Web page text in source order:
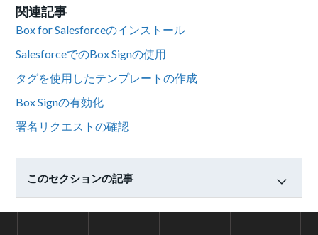
関連記事
Box for Salesforceのインストール
SalesforceでのBox Signの使用
タグを使用したテンプレートの作成
Box Signの有効化
署名リクエストの確認
このセクションの記事